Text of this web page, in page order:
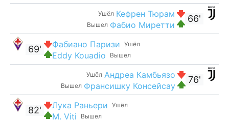
66'
Ушёл Кефрен Тюрам
Вышел Фабио Миретти
Ушёл
Фабиано Паризи
Вышел
Eddy Kouadio
69'
76'
Ушёл Андреа Камбьязо
Вышел Франсишку Консейсау
Ушёл
Лука Раньери
Вышел
M. Viti
82'